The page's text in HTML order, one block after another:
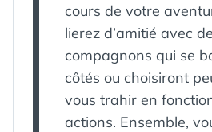
cours de votre
lierez d’amitié avec
compagnons qui se
côtés ou choisiront
vous trahir en
actions. Ensemble,